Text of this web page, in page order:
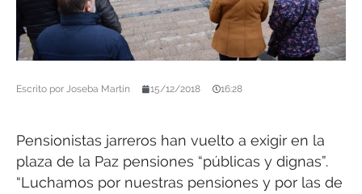
Escrito por Joseba Martín 15/12/2018 16:28
Pensionistas jarreros han vuelto a exigir en la
plaza de la Paz pensiones “públicas y dignas”.
“Luchamos por nuestras pensiones y por las de